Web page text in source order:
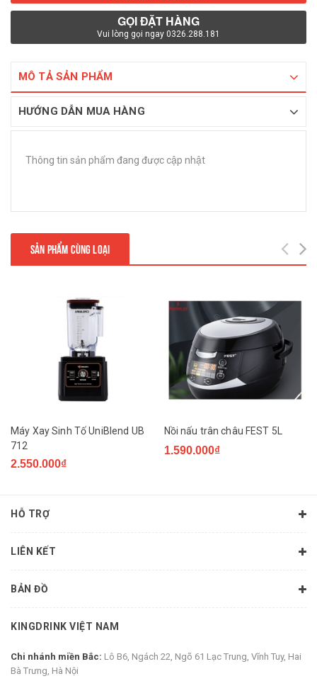
GỌI ĐẶT HÀNG
Vui lòng gọi ngay 0326.288.181
MÔ TẢ SẢN PHẨM
HƯỚNG DẪN MUA HÀNG
Thông tin sản phẩm đang được cập nhật
SẢN PHẨM CÙNG LOẠI
Máy Xay Sinh Tố UniBlend UB
712
2.550.000₫
Nồi nấu trân châu FEST 5L
1.590.000₫
HỖ TRỢ
LIÊN KẾT
BẢN ĐỒ
KINGDRINK VIỆT NAM
Chi nhánh miền Bắc: Lô B6, Ngách 22, Ngõ 61 Lạc Trung, Vĩnh Tuy, Hai
Bà Trưng, Hà Nội